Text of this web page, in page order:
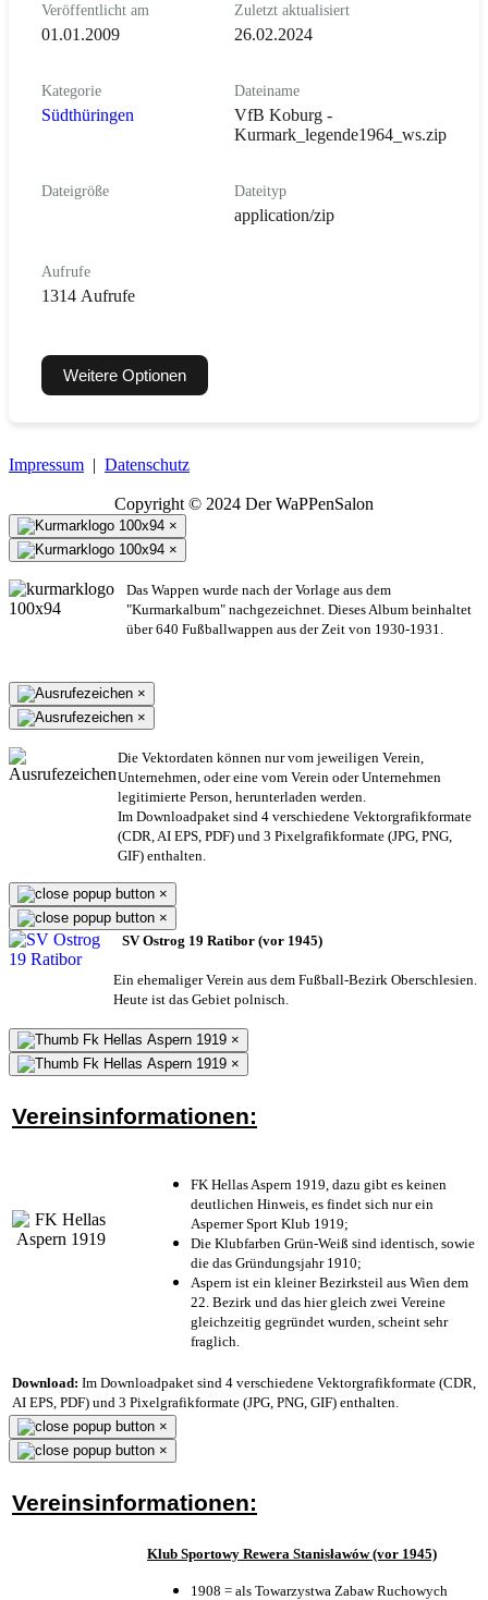
Veröffentlicht am
01.01.2009
Zuletzt aktualisiert
26.02.2024
Kategorie
Südthüringen
Dateiname
VfB Koburg -
Kurmark_legende1964_ws.zip
Dateigröße Dateityp
application/zip
Aufrufe
1314 Aufrufe
Weitere Optionen
Impressum | Datenschutz
Copyright © 2024 Der WaPPenSalon
×
×
Das Wappen wurde nach der Vorlage aus dem
"Kurmarkalbum" nachgezeichnet. Dieses Album beinhaltet
über 640 Fußballwappen aus der Zeit von 1930-1931.
×
×
Die Vektordaten können nur vom jeweiligen Verein,
Unternehmen, oder eine vom Verein oder Unternehmen
legitimierte Person, herunterladen werden.
Im Downloadpaket sind 4 verschiedene Vektorgrafikformate
(CDR, AI EPS, PDF) und 3 Pixelgrafikformate (JPG, PNG,
GIF) enthalten.
×
×
SV Ostrog 19 Ratibor (vor 1945)
Ein ehemaliger Verein aus dem Fußball-Bezirk Oberschlesien.
Heute ist das Gebiet polnisch.
×
×
Vereinsinformationen:
FK Hellas Aspern 1919, dazu gibt es keinen
deutlichen Hinweis, es findet sich nur ein
Asperner Sport Klub 1919;
Die Klubfarben Grün-Weiß sind identisch, sowie
die das Gründungsjahr 1910;
Aspern ist ein kleiner Bezirksteil aus Wien dem
22. Bezirk und das hier gleich zwei Vereine
gleichzeitig gegründet wurden, scheint sehr
fraglich.
Download: Im Downloadpaket sind 4 verschiedene Vektorgrafikformate (CDR,
AI EPS, PDF) und 3 Pixelgrafikformate (JPG, PNG, GIF) enthalten.
×
×
Vereinsinformationen:
Klub Sportowy Rewera Stanisławów (vor 1945)
1908 = als Towarzystwa Zabaw Ruchowych